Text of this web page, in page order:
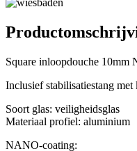
Square inloopdouche
Inclusief stabilisatiestang
Soort glas: veiligheidsglas
Materiaal profiel: aluminium
NANO-coating: